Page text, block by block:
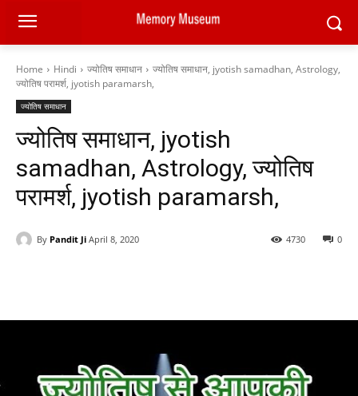
Home Hindi ज्योतिष समाधान
ज्योतिष समाधान, jyotish samadhan, Astrology,
ज्योतिष परामर्श, jyotish paramarsh,
ज्योतिष समाधान
ज्योतिष समाधान, jyotish
samadhan, Astrology, ज्योतिष
परामर्श, jyotish paramarsh,
By Pandit Ji April 8, 2020 0
4730